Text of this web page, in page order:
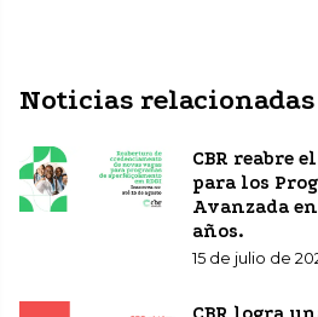
Noticias relacionadas
CBR reabre
para los
Avanzada
años.
15 de julio de